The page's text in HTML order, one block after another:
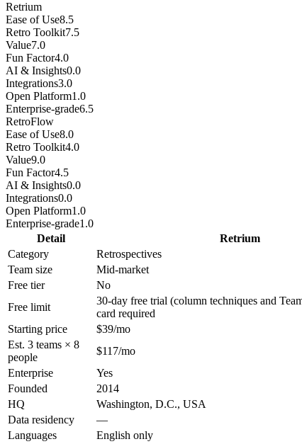
Retrium
Ease of Use8.5
Retro Toolkit7.5
Value7.0
Fun Factor4.0
AI & Insights0.0
Integrations3.0
Open Platform1.0
Enterprise-grade6.5
RetroFlow
Ease of Use8.0
Retro Toolkit4.0
Value9.0
Fun Factor4.5
AI & Insights0.0
Integrations0.0
Open Platform1.0
Enterprise-grade1.0
Detail
Retrium
Category
Retrospectives
Team size
Mid-market
Free tier
No
Free limit
30-day free trial (column techniques and
card required
Starting price
$39/mo
Est. 3 teams × 8
people
$117/mo
Enterprise
Yes
Founded
2014
HQ
Washington, D.C., USA
Data residency
—
Languages
English only